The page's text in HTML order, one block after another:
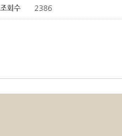
조회수 2386